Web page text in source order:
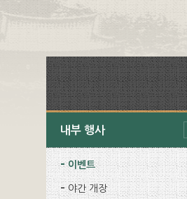
내부 행사
이벤트
야간 개장